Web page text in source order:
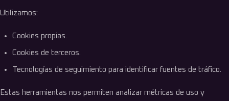
Utilizamos:
Cookies propias.
Cookies de terceros.
Tecnologías de seguimiento para identificar fuentes de tráfico.
Estas herramientas nos permiten analizar métricas de uso y